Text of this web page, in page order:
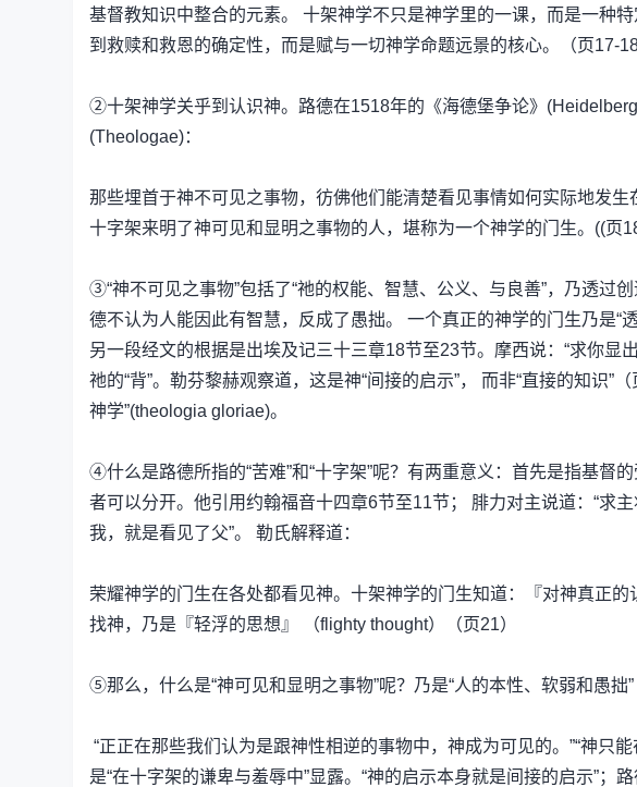
基督教知识中整合的元素。 十架神学不只是神学里的一课，而是一种
到救赎和救恩的确定性，而是赋与一切神学命题远景的核心。（页17-18
②十架神学关乎到认识神。路德在1518年的《海德堡争论》
(Theologae)：
那些埋首于神不可见之事物，彷佛他们能清楚看见事情如何实际地发
十字架来明了神可见和显明之事物的人，堪称为一个神学的门生。((页
③“神不可见之事物”包括了“祂的权能、智慧、公义、与良善”，乃透过
德不认为人能因此有智慧，反成了愚拙。 一个真正的神学的门生乃是“
另一段经文的根据是出埃及记三十三章18节至23节。摩西说：“求你显
祂的“背”。勒芬黎赫观察道，这是神“间接的启示”， 而非“直接的知识”
神学”(theologia gloriae)。
④什么是路德所指的“苦难”和“十字架”呢？有两重意义：首先是指基督
者可以分开。他引用约翰福音十四章6节至11节； 腓力对主说道：“求
我，就是看见了父”。 勒氏解释道：
荣耀神学的门生在各处都看见神。十架神学的门生知道：『对神真正
找神，乃是『轻浮的思想』 （flighty thought）（页21）
⑤那么，什么是“神可见和显明之事物”呢？乃是“人的本性、软弱和愚拙”
“正正在那些我们认为是跟神性相逆的事物中，神成为可见的。”“神只
是“在十字架的谦卑与羞辱中”显露。“神的启示本身就是间接的启示”